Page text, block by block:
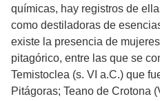
químicas, hay registros de
como destiladoras de
existe la presencia de
pitagórico, entre las que se
Temistoclea (s. VI a.C.) que
Pitágoras; Teano de Crotona